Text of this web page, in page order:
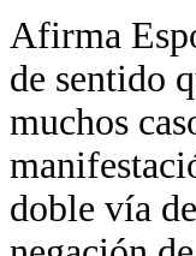
Afirma
de sentido
muchos
doble vía